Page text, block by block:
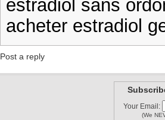
estradiol sans
acheter estradiol
Post a reply
Your Email:
(We